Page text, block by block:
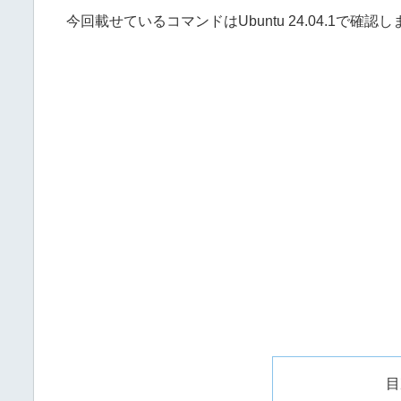
今回載せているコマンドはUbuntu 24.04.1で確認し